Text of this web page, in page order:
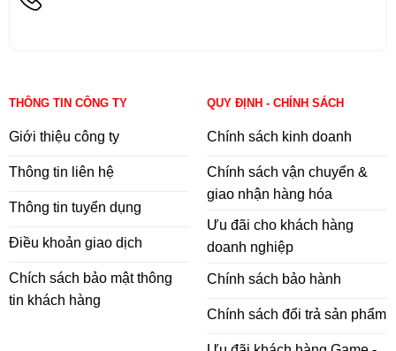
THÔNG TIN CÔNG TY
Giới thiệu công ty
Thông tin liên hệ
Thông tin tuyển dụng
Điều khoản giao dịch
Chích sách bảo mật thông
tin khách hàng
QUY ĐỊNH - CHÍNH SÁCH
Chính sách kinh doanh
Chính sách vận chuyển &
giao nhận hàng hóa
Ưu đãi cho khách hàng
doanh nghiệp
Chính sách bảo hành
Chính sách đổi trả sản phẩm